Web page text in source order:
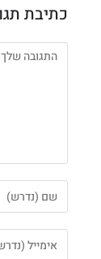
כתיבת